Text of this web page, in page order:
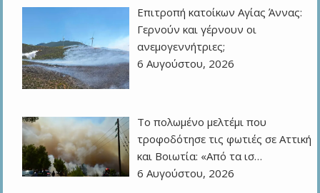
Επιτροπή κατοίκων Αγίας Άννας:
Γερνούν και γέρνουν οι
ανεμογεννήτριες;
6 Αυγούστου, 2026
Το πολωμένο μελτέμι που
τροφοδότησε τις φωτιές σε Αττική
και Βοιωτία: «Από τα ισ…
6 Αυγούστου, 2026